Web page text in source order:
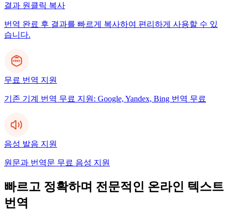
결과 원클릭 복사
번역 완료 후 결과를 빠르게 복사하여 편리하게 사용할 수 있
습니다.
무료 번역 지원
기존 기계 번역 무료 지원: Google, Yandex, Bing 번역 무료
음성 발음 지원
원문과 번역문 무료 음성 지원
빠르고 정확하며 전문적인 온라인 텍스트
번역